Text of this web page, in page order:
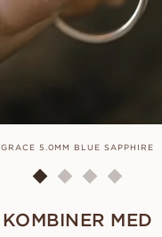
GRACE 5.0MM BLUE SAPPHIRE
KOMBINER MED